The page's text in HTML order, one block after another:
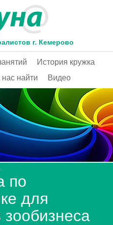
г. Кемерово
История кружка
нас найти Видео
по
для
зообизнеса